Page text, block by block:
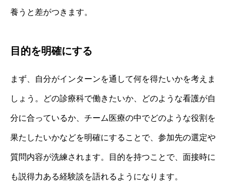
養うと差がつきます。
目的を明確にする
まず、自分がインターンを通して何を得たいかを考えま
しょう。どの診療科で働きたいか、どのような看護が自
分に合っているか、チーム医療の中でどのような役割を
果たしたいかなどを明確にすることで、参加先の選定や
質問内容が洗練されます。目的を持つことで、面接時に
も説得力ある経験談を語れるようになります。